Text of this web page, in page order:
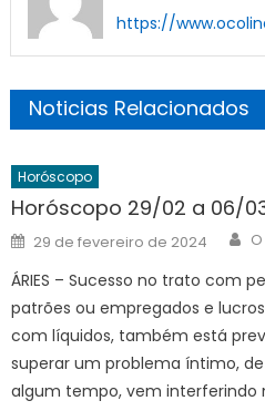
https://
Noticias Relacionados
Horóscopo
Horóscopo 29/02 a 06/
Posted
on
29 de fevereiro de 2024
ÁRIES – Sucesso no trato com
patrões ou empregados e
com líquidos, também está
superar um problema íntimo,
algum tempo, vem interferindo